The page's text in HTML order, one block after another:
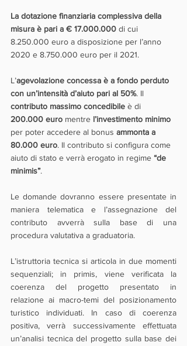
La dotazione finanziaria complessiva della
misura è pari a € 17.000.000 di cui
8.250.000 euro a disposizione per l’anno
2020 e 8.750.000 euro per il 2021.
L’agevolazione concessa è a fondo perduto
con un’intensità d’aiuto pari al 50%. Il
contributo massimo concedibile è di
200.000 euro mentre l’investimento minimo
per poter accedere al bonus ammonta a
80.000 euro. Il contributo si configura come
aiuto di stato e verrà erogato in regime “de
minimis”.
Le domande dovranno essere presentate in
maniera telematica e l’assegnazione del
contributo avverrà sulla base di una
procedura valutativa a graduatoria.
L’istruttoria tecnica si articola in due momenti
sequenziali; in primis, viene verificata la
coerenza del progetto presentato in
relazione ai macro-temi del posizionamento
turistico individuati. In caso di coerenza
positiva, verrà successivamente effettuata
un’analisi tecnica del progetto sulla base dei